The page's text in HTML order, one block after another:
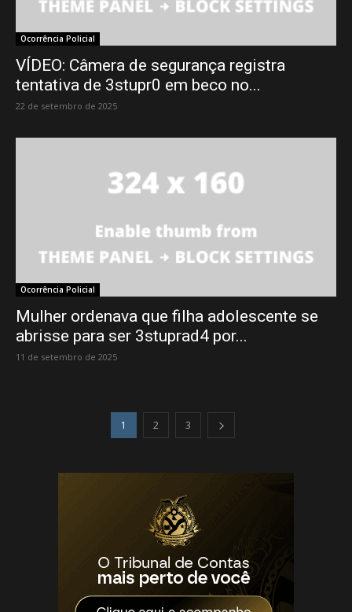
Ocorrência Policial
VÍDEO: Câmera de segurança registra
tentativa de 3stupr0 em beco no...
22 de setembro de 2025
Ocorrência Policial
Mulher ordenava que filha adolescente se
abrisse para ser 3stuprad4 por...
11 de setembro de 2025
1 2 3